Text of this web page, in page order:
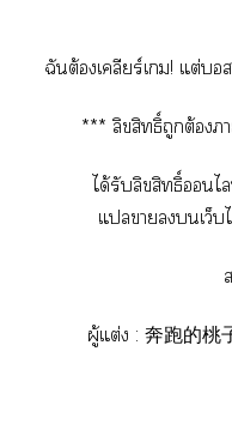
ฉันต้องเคลียร์เ! แต่
*** ลิขสิทธิ์ถูกต้อง
ได้รับลิขสิทธิ์น
แาเว็
ผู้แต่ง : 奔跑的